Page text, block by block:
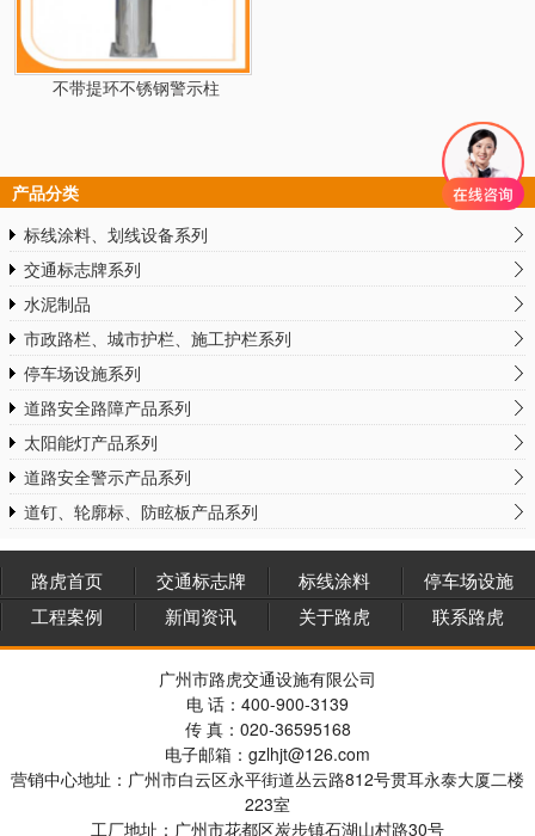
不带提环不锈钢警示柱
产品分类
标线涂料、划线设备系列
交通标志牌系列
水泥制品
市政路栏、城市护栏、施工护栏系列
停车场设施系列
道路安全路障产品系列
太阳能灯产品系列
道路安全警示产品系列
道钉、轮廓标、防眩板产品系列
路虎首页 交通标志牌 标线涂料
停车场设施
工程案例
新闻资讯 关于路虎 联系路虎
广州市路虎交通设施有限公司
电 话：400-900-3139
传 真：020-36595168
电子邮箱：gzlhjt@126.com
营销中心地址：广州市白云区永平街道丛云路812号贯耳永泰大厦二楼
223室
工厂地址：广州市花都区炭步镇石湖山村路30号